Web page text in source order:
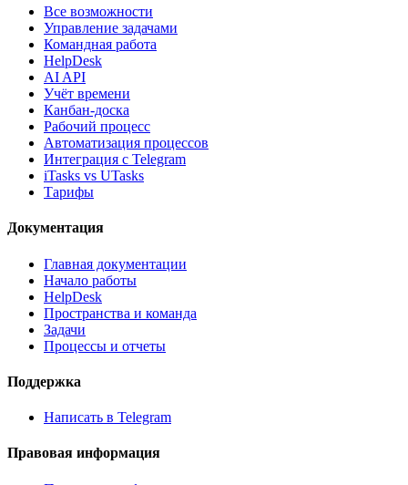
Все возможности
Управление задачами
Командная работа
HelpDesk
AI API
Учёт времени
Канбан-доска
Рабочий процесс
Автоматизация процессов
Интеграция с Telegram
iTasks vs UTasks
Тарифы
Документация
Главная документации
Начало работы
HelpDesk
Пространства и команда
Задачи
Процессы и отчеты
Поддержка
Написать в Telegram
Правовая информация